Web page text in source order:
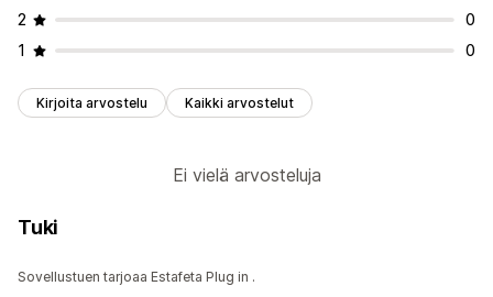
2
0
1
0
Kirjoita arvostelu Kaikki arvostelut
Ei vielä arvosteluja
Tuki
Sovellustuen tarjoaa Estafeta Plug in .